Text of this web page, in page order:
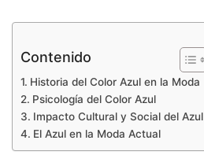
Contenido
Historia del Color Azul en la Moda
Psicología del Color Azul
Impacto Cultural y Social del Azul
El Azul en la Moda Actual